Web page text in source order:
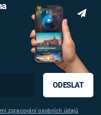
ODESLAT
zpracování osobních údajů